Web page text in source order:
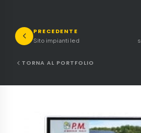
PRECEDENTE
Sito impianti led
TORNA AL PORTFOLIO